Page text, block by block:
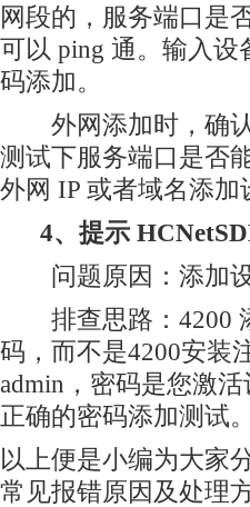
网段的，服务端口是
可以 ping 通。输入
码添加。
外网添加时，确认
测试下服务端口是否
外网 IP 或者域名添加
4、提示
问题原因：添加设
排查思路：4200
码，而不是4200安装
admin，密码是您激
正确的密码添加测试。
以上便是小编为大家
常见报错原因及处理